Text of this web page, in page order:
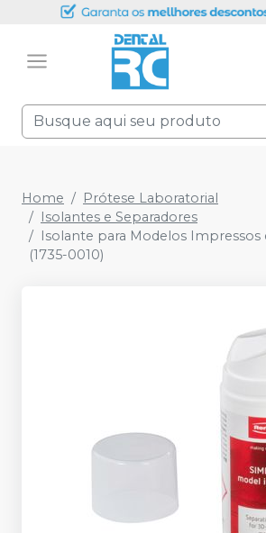
Home
Prótese Laboratorial
Isolantes e Separadores
Isolante para Modelos
(1735-0010)